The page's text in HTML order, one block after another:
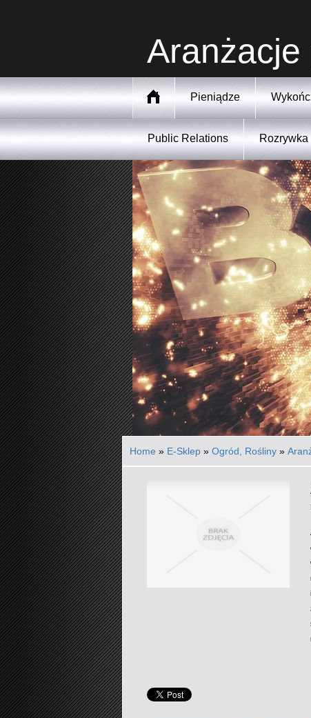
Pieniądze
Public Relations Rozrywka
Home » E-Sklep » Ogród, Rośliny »